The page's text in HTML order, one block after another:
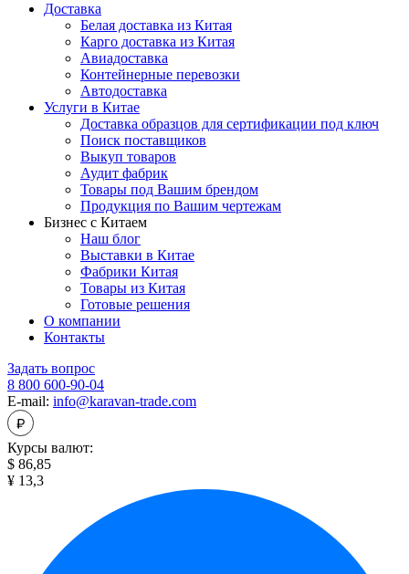
Доставка
Белая доставка из Китая
Карго доставка из Китая
Авиадоставка
Контейнерные перевозки
Автодоставка
Услуги в Китае
Доставка образцов для сертификации под ключ
Поиск поставщиков
Выкуп товаров
Аудит фабрик
Товары под Вашим брендом
Продукция по Вашим чертежам
Бизнес с Китаем
Наш блог
Выставки в Китае
Фабрики Китая
Товары из Китая
Готовые решения
О компании
Контакты
Задать вопрос
8 800 600-90-04
E-mail: info@karavan-trade.com
Курсы валют:
$ 86,85
¥ 13,3